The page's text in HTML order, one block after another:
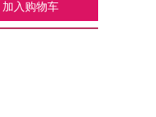
加入购物车